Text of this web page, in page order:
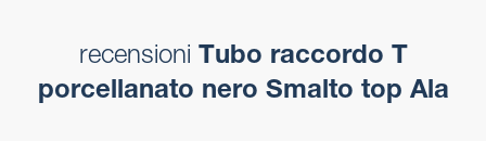
recensioni Tubo raccordo T
porcellanato nero Smalto top Ala